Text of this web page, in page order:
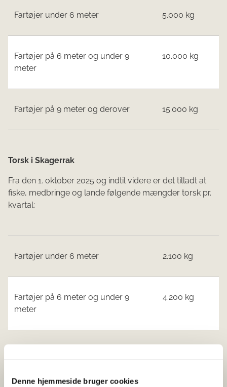
Denne hjemmeside bruger cookies
Fartøjer under 6 meter 5.000 kg
Fartøjer på 6 meter og under 9
meter
10.000 kg
Fartøjer på 9 meter og derover 15.000 kg
Torsk i Skagerrak
Fra den 1. oktober 2025 og indtil videre er det tilladt at
fiske, medbringe og lande følgende mængder torsk pr.
kvartal:
Fartøjer under 6 meter 2.100 kg
Fartøjer på 6 meter og under 9
meter
4.200 kg